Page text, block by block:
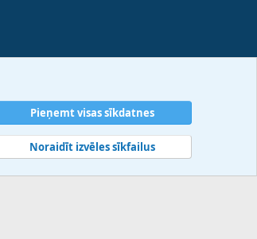
Pieņemt visas sīkdatnes
Noraidīt izvēles sīkfailus